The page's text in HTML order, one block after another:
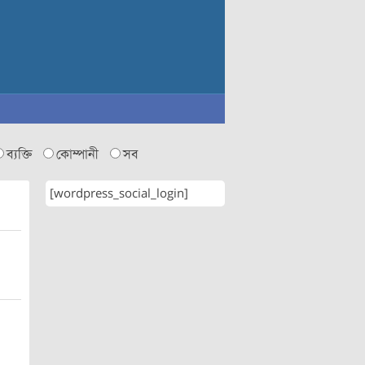
ব্যক্তি কোম্পানী সব
[wordpress_social_login]